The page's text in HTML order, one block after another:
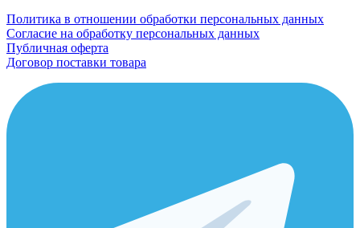
Политика в отношении обработки персональных данных
Согласие на обработку персональных данных
Публичная оферта
Договор поставки товара